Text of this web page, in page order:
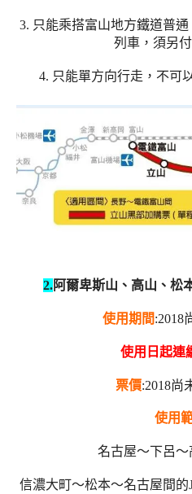
3. 只能乘搭富山地方鐵道普
列車，須另付
4. 只能單方向行走，不可
2.阿爾卑斯山、高山、松
使用期間:2018
使用日起連
票價:2018尚
使用
名古屋～下呂～
信濃大町～松本～名古屋間的